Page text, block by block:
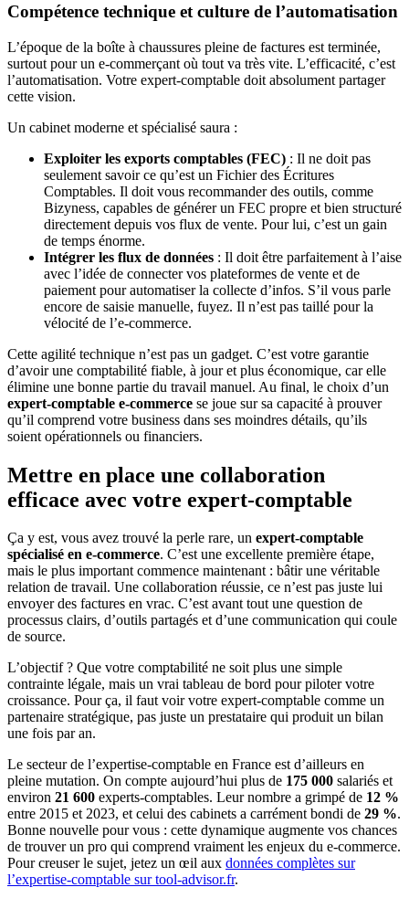
Compétence technique et culture de l’automatisation
L’époque de la boîte à chaussures pleine de factures est terminée,
surtout pour un e-commerçant où tout va très vite. L’efficacité, c’est
l’automatisation. Votre expert-comptable doit absolument partager
cette vision.
Un cabinet moderne et spécialisé saura :
Exploiter les exports comptables (FEC) : Il ne doit pas
seulement savoir ce qu’est un Fichier des Écritures
Comptables. Il doit vous recommander des outils, comme
Bizyness, capables de générer un FEC propre et bien structuré
directement depuis vos flux de vente. Pour lui, c’est un gain
de temps énorme.
Intégrer les flux de données : Il doit être parfaitement à l’aise
avec l’idée de connecter vos plateformes de vente et de
paiement pour automatiser la collecte d’infos. S’il vous parle
encore de saisie manuelle, fuyez. Il n’est pas taillé pour la
vélocité de l’e-commerce.
Cette agilité technique n’est pas un gadget. C’est votre garantie
d’avoir une comptabilité fiable, à jour et plus économique, car elle
élimine une bonne partie du travail manuel. Au final, le choix d’un
expert-comptable e‑commerce se joue sur sa capacité à prouver
qu’il comprend votre business dans ses moindres détails, qu’ils
soient opérationnels ou financiers.
Mettre en place une collaboration
efficace avec votre expert-comptable
Ça y est, vous avez trouvé la perle rare, un expert-comptable
spécialisé en e-commerce. C’est une excellente première étape,
mais le plus important commence maintenant : bâtir une véritable
relation de travail. Une collaboration réussie, ce n’est pas juste lui
envoyer des factures en vrac. C’est avant tout une question de
processus clairs, d’outils partagés et d’une communication qui coule
de source.
L’objectif ? Que votre comptabilité ne soit plus une simple
contrainte légale, mais un vrai tableau de bord pour piloter votre
croissance. Pour ça, il faut voir votre expert-comptable comme un
partenaire stratégique, pas juste un prestataire qui produit un bilan
une fois par an.
Le secteur de l’expertise-comptable en France est d’ailleurs en
pleine mutation. On compte aujourd’hui plus de 175 000 salariés et
environ 21 600 experts-comptables. Leur nombre a grimpé de 12 %
entre 2015 et 2023, et celui des cabinets a carrément bondi de 29 %.
Bonne nouvelle pour vous : cette dynamique augmente vos chances
de trouver un pro qui comprend vraiment les enjeux du e-commerce.
Pour creuser le sujet, jetez un œil aux données complètes sur
l’expertise-comptable sur tool-advisor.fr.